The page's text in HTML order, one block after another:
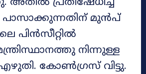
പ്രതിഷേധിച്ച
പാസാക്കുന്നതിന് മുൻപ്
പിൻസീറ്റിൽ
നിന്നുള്ള
കോൺഗ്രസ് വിട്ടു.